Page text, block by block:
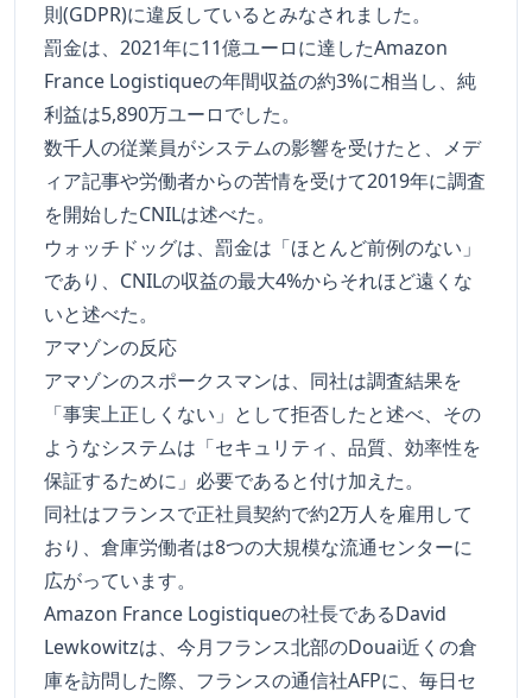
則(GDPR)に違反しているとみなされました。
罰金は、2021年に11億ユーロに達したAmazon
France Logistiqueの年間収益の約3%に相当し、純
利益は5,890万ユーロでした。
数千人の従業員がシステムの影響を受けたと、メデ
ィア記事や労働者からの苦情を受けて2019年に調査
を開始したCNILは述べた。
ウォッチドッグは、罰金は「ほとんど前例のない」
であり、CNILの収益の最大4%からそれほど遠くな
いと述べた。
アマゾンの反応
アマゾンのスポークスマンは、同社は調査結果を
「事実上正しくない」として拒否したと述べ、その
ようなシステムは「セキュリティ、品質、効率性を
保証するために」必要であると付け加えた。
同社はフランスで正社員契約で約2万人を雇用して
おり、倉庫労働者は8つの大規模な流通センターに
広がっています。
Amazon France Logistiqueの社長であるDavid
Lewkowitzは、今月フランス北部のDouai近くの倉
庫を訪問した際、フランスの通信社AFPに、毎日セ